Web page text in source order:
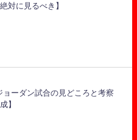
対に見るべき】
ョーダン試合の見どころと考察
】